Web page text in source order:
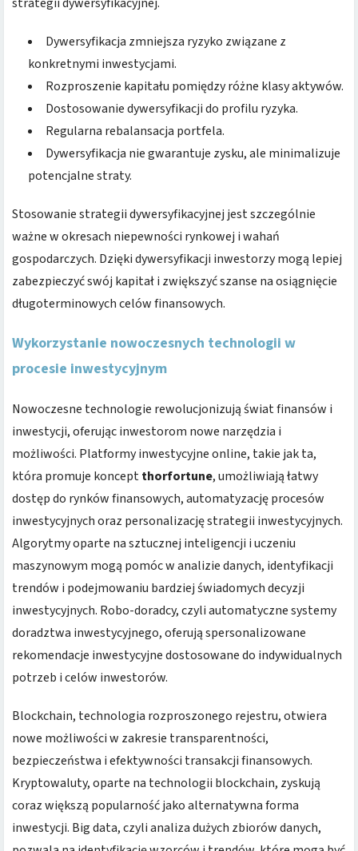
Dywersyfikacja zmniejsza ryzyko związane z
konkretnymi inwestycjami.
Rozproszenie kapitału pomiędzy różne klasy aktywów.
Dostosowanie dywersyfikacji do profilu ryzyka.
Regularna rebalansacja portfela.
Dywersyfikacja nie gwarantuje zysku, ale minimalizuje
potencjalne straty.
Stosowanie strategii dywersyfikacyjnej jest szczególnie
ważne w okresach niepewności rynkowej i wahań
gospodarczych. Dzięki dywersyfikacji inwestorzy mogą lepiej
zabezpieczyć swój kapitał i zwiększyć szanse na osiągnięcie
długoterminowych celów finansowych.
Wykorzystanie nowoczesnych technologii w
procesie inwestycyjnym
Nowoczesne technologie rewolucjonizują świat finansów i
inwestycji, oferując inwestorom nowe narzędzia i
możliwości. Platformy inwestycyjne online, takie jak ta,
która promuje konceptthorfortune, umożliwiają łatwy
dostęp do rynków finansowych, automatyzację procesów
inwestycyjnych oraz personalizację strategii inwestycyjnych.
Algorytmy oparte na sztucznej inteligencji i uczeniu
maszynowym mogą pomóc w analizie danych, identyfikacji
trendów i podejmowaniu bardziej świadomych decyzji
inwestycyjnych. Robo-doradcy, czyli automatyczne systemy
doradztwa inwestycyjnego, oferują spersonalizowane
rekomendacje inwestycyjne dostosowane do indywidualnych
potrzeb i celów inwestorów.
Blockchain, technologia rozproszonego rejestru, otwiera
nowe możliwości w zakresie transparentności,
bezpieczeństwa i efektywności transakcji finansowych.
Kryptowaluty, oparte na technologii blockchain, zyskują
coraz większą popularność jako alternatywna forma
inwestycji. Big data, czyli analiza dużych zbiorów danych,